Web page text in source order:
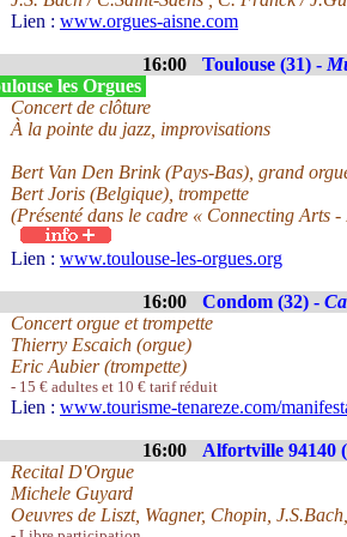
Lien : www.orgues-aisne.com
16:00 Toulouse (31) -
les Orgues
Concert de clôture
À la pointe du jazz, improvisations
Bert Van Den Brink (Pays-Bas), grand
Bert Joris (Belgique), trompette
(Présenté dans le cadre « Connecting Arts
Lien : www.toulouse-les-orgues.org
16:00 Condom (32) -
Concert orgue et trompette
Thierry Escaich (orgue)
Eric Aubier (trompette)
- 15 € adultes et 10 € tarif réduit
Lien : www.tourisme-tenareze.com/
16:00 Alfortville 94140
Recital D'Orgue
Michele Guyard
Oeuvres de Liszt, Wagner, Chopin,